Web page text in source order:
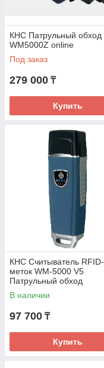
КНС Патрульный обход
WM5000Z online
Под заказ
279 000 ₸
Купить
КНС Считыватель RFID-
меток WM-5000 V5
Патрульный обход
В наличии
97 700 ₸
Купить